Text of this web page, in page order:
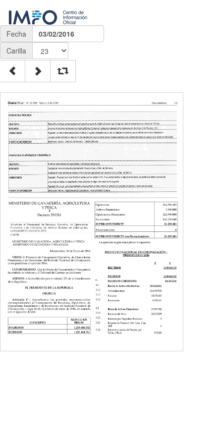
Fecha
03/02/2016
Carilla